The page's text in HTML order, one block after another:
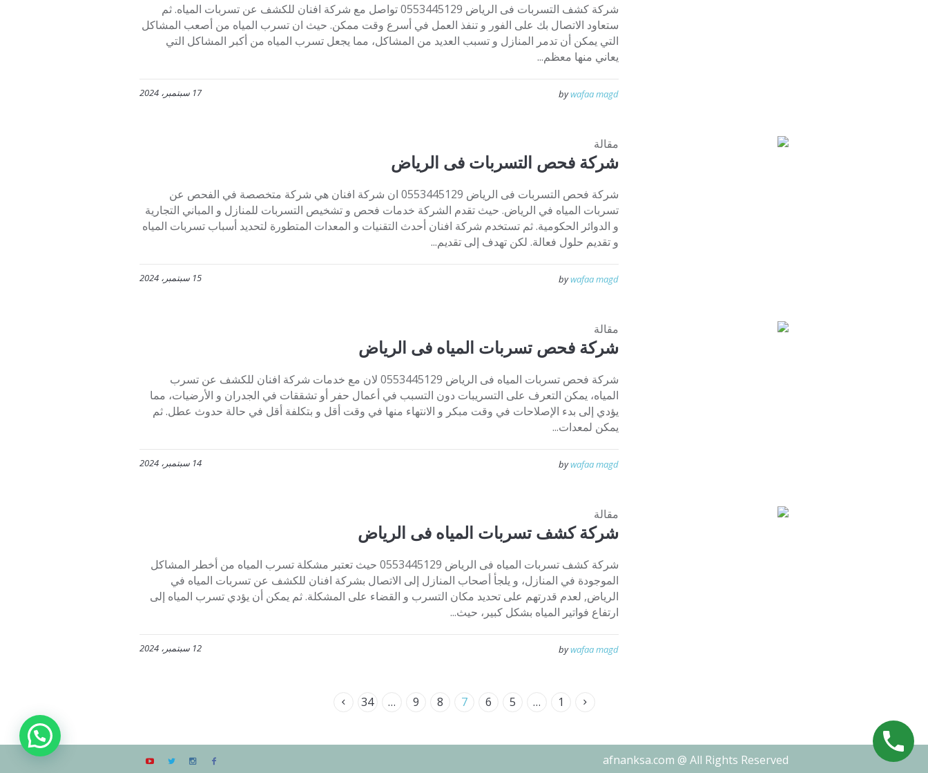
شركة كشف التسربات فى الرياض 0553445129 تواصل مع شركة افنان للكشف عن تسربات المياه. ثم
ستعاود الاتصال بك على الفور و تنفذ العمل في أسرع وقت ممكن. حيث ان تسرب المياه من أصعب المشاكل
التي يمكن أن تدمر المنازل و تسبب العديد من المشاكل، مما يجعل تسرب المياه من أكبر المشاكل التي
يعاني منها معظم...
17 سبتمبر، 2024 bywafaa magd
مقالة
شركة فحص التسربات فى الرياض
شركة فحص التسربات فى الرياض 0553445129 ان شركة افنان هي شركة متخصصة في الفحص عن
تسربات المياه في الرياض. حيث تقدم الشركة خدمات فحص و تشخيص التسربات للمنازل و المباني التجارية
و الدوائر الحكومية. ثم تستخدم شركة افنان أحدث التقنيات و المعدات المتطورة لتحديد أسباب تسربات المياه
و تقديم حلول فعالة. لكن تهدف إلى تقديم...
15 سبتمبر، 2024 bywafaa magd
مقالة
شركة فحص تسربات المياه فى الرياض
شركة فحص تسربات المياه فى الرياض 0553445129 لان مع خدمات شركة افنان للكشف عن تسرب
المياه، يمكن التعرف على التسريبات دون التسبب في أعمال حفر أو تشققات في الجدران و الأرضيات، مما
يؤدي إلى بدء الإصلاحات في وقت مبكر و الانتهاء منها في وقت أقل و بتكلفة أقل في حالة حدوث عطل. ثم
يمكن لمعدات...
14 سبتمبر، 2024 bywafaa magd
مقالة
شركة كشف تسربات المياه فى الرياض
شركة كشف تسربات المياه فى الرياض 0553445129 حيث تعتبر مشكلة تسرب المياه من أخطر المشاكل
الموجودة في المنازل، و يلجأ أصحاب المنازل إلى الاتصال بشركة افنان للكشف عن تسربات المياه في
الرياض, لعدم قدرتهم على تحديد مكان التسرب و القضاء على المشكلة. ثم يمكن أن يؤدي تسرب المياه إلى
ارتفاع فواتير المياه بشكل كبير، حيث...
12 سبتمبر، 2024 bywafaa magd
1
…
5
6
7
8
9
…
34
afnanksa.com @ All Rights Reserved